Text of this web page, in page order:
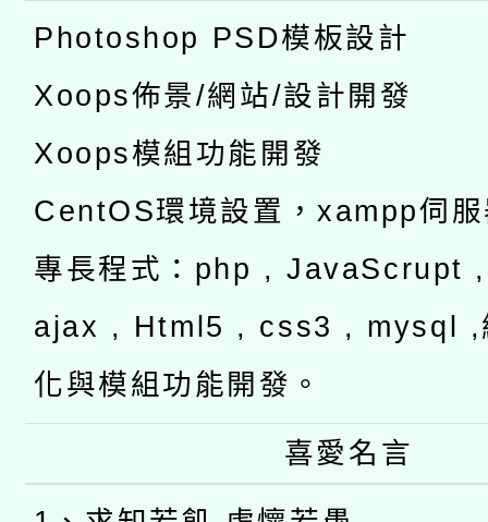
Photoshop PSD模板設計
Xoops佈景/網站/設計開發
Xoops模組功能開發
CentOS環境設置，xampp伺
專長程式：php , JavaScrupt
ajax , Html5 , css3 , mysql ,
化與模組功能開發。
喜愛名言